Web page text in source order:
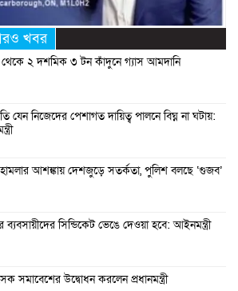
খবর
২ দশমিক ৩ টন কাঁদুনে গ্যাস আমদানি
যেন নিজেদের পেশাগত দায়িত্ব পালনে বিঘ্ন না ঘটায়:
আশঙ্কায় দেশজুড়ে সতর্কতা, পুলিশ বলছে ‘গুজব’
ব্যবসায়ীদের সিন্ডিকেট ভেঙে দেওয়া হবে: আইনমন্ত্রী
সমাবেশের উদ্বোধন করলেন প্রধানমন্ত্রী